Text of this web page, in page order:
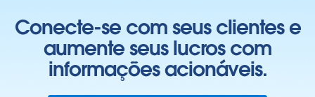
Conecte-se com seus clientes e
aumente seus lucros com
informações acionáveis.